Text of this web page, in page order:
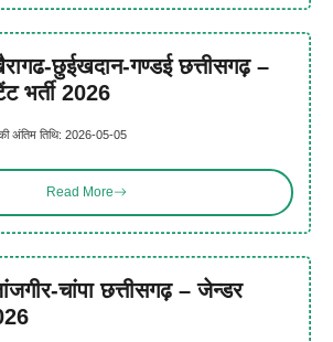
छुईखदान-गण्डई छत्तीसगढ़ –
भर्ती 2026
अंतिम तिथि: 2026-05-05
Read More
चांपा छत्तीसगढ़ – जेन्डर